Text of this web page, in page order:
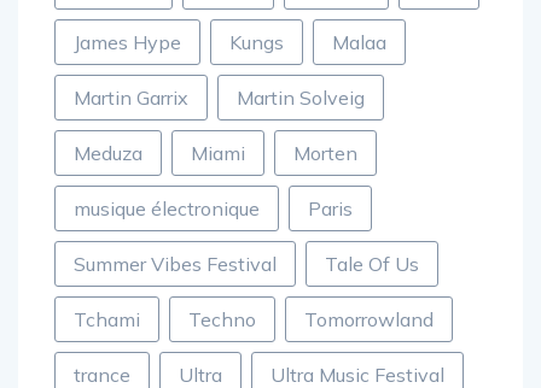
James Hype Kungs Malaa
Martin Garrix Martin Solveig
Meduza Miami Morten
musique électronique Paris
Summer Vibes Festival Tale Of Us
Tchami Techno Tomorrowland
trance Ultra Ultra Music Festival